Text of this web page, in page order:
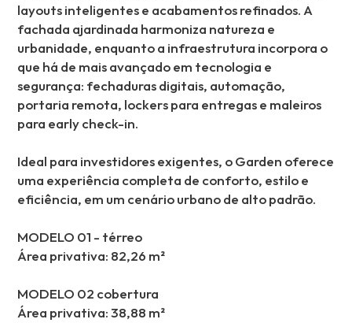
layouts inteligentes e acabamentos refinados. A
fachada ajardinada harmoniza natureza e
urbanidade, enquanto a infraestrutura incorpora o
que há de mais avançado em tecnologia e
segurança: fechaduras digitais, automação,
portaria remota, lockers para entregas e maleiros
para early check-in.
Ideal para investidores exigentes, o Garden oferece
uma experiência completa de conforto, estilo e
eficiência, em um cenário urbano de alto padrão.
MODELO 01 - térreo
Área privativa: 82,26 m²
MODELO 02 cobertura
Área privativa: 38,88 m²